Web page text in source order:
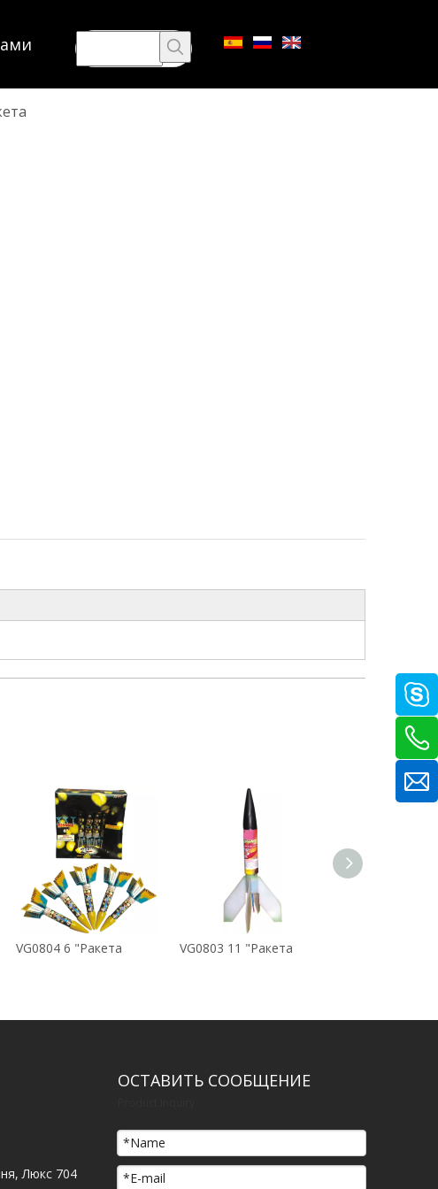
VG0804 6 "Ракета VG0803 11 "Ракета
Люкс 704
ОСТАВИТЬ СООБЩЕНИЕ